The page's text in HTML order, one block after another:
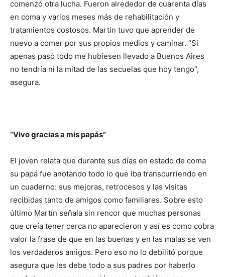
comenzó otra lucha. Fueron alrededor de cuarenta días
en coma y varios meses más de rehabilitación y
tratamientos costosos. Martín tuvo que aprender de
nuevo a comer por sus propios medios y caminar. “Si
apenas pasó todo me hubiesen llevado a Buenos Aires
no tendría ni la mitad de las secuelas que hoy tengo”,
asegura.
“Vivo gracias a mis papás”
El joven relata que durante sus días en estado de coma
su papá fue anotando todo lo que iba transcurriendo en
un cuaderno: sus mejoras, retrocesos y las visitas
recibidas tanto de amigos como familiares. Sobre esto
último Martín señala sin rencor que muchas personas
que creía tener cerca no aparecieron y así es como cobra
valor la frase de que en las buenas y en las malas se ven
los verdaderos amigos. Pero eso no lo debilitó porque
asegura que les debe todo a sus padres por haberlo